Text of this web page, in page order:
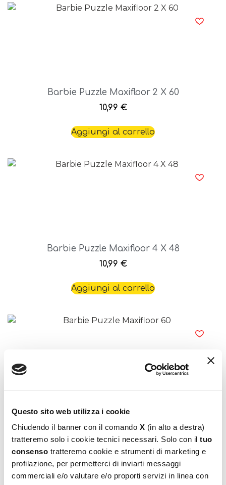
Questo sito web utilizza i cookie
Chiudendo il banner con il comando X (in alto a destra)
tratteremo solo i cookie tecnici necessari. Solo con il tuo
consenso tratteremo cookie e strumenti di marketing e
profilazione, per permetterci di inviarti messaggi
commerciali e/o valutare e/o proporti servizi in linea con
Barbie Puzzle Maxifloor 2 X 60
10,99 €
Aggiungi al carrello
Barbie Puzzle Maxifloor 4 X 48
10,99 €
Aggiungi al carrello
Aggiungi al carrello